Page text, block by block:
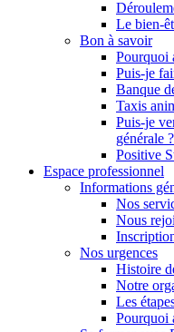
Le bien-
Bon à savoir
Pourquoi
Puis-je
Banque
Taxis
Puis-je
générale ?
Positive
Espace professionnel
Informations
Nos
Nous
Nos urgences
Histoire
Notre
Les
Pourquoi